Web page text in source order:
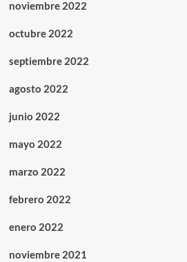
noviembre 2022
octubre 2022
septiembre 2022
agosto 2022
junio 2022
mayo 2022
marzo 2022
febrero 2022
enero 2022
noviembre 2021